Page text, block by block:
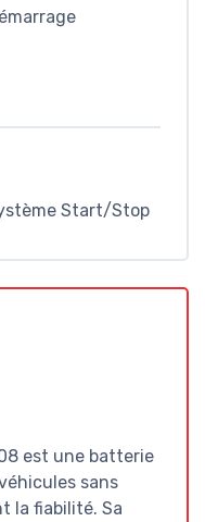
Start/Stop
est une batterie
sans
la fiabilité. Sa